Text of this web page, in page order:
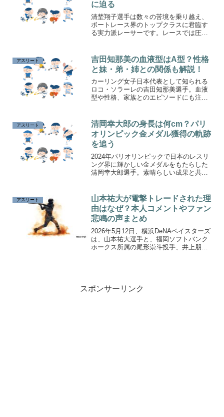
に迫る
清埜翔子選手は数々の苦境を乗り越え、
ボートレース界のトップクラスに君臨す
る実力派レーサーです。レースでは圧倒
躍や気になるタバコの噂、そして彼女の
素顔に迫ります。
アスリート
吉田知那美の血液型はA型？性格
と妹・弟・姉との関係も解説！
カーリング女子日本代表として知られる
ロコ・ソラーレの吉田知那美選手。血液
型や性格、家族とのエピソードにも注目
についてご紹介します！
アスリート
清岡幸大郎の身長は何cm？パリ
オリンピック金メダル獲得の軌跡
を追う
2024年パリオリンピックで日本のレスリ
ング界に輝かしい金メダルをもたらした
清岡幸大郎選手。素晴らしい成果と共に
と、彼の身長に関する詳細な情報を掘り
下げていきます。
アスリート
山本祐大が電撃トレードされた理
由はなぜ？本人コメントやファン
悲鳴の声まとめ
2026年5月12日、横浜DeNAベイスターズ
は、山本祐大選手と、福岡ソフトバンク
ホークス所属の尾形崇斗投手、井上朋也
スポンサーリンク